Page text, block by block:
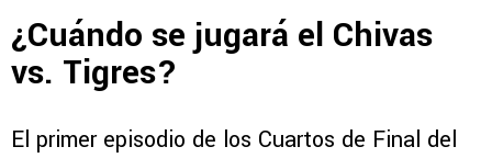
¿Cuándo se jugará el Chivas
vs. Tigres?
El primer episodio de los Cuartos de Final del